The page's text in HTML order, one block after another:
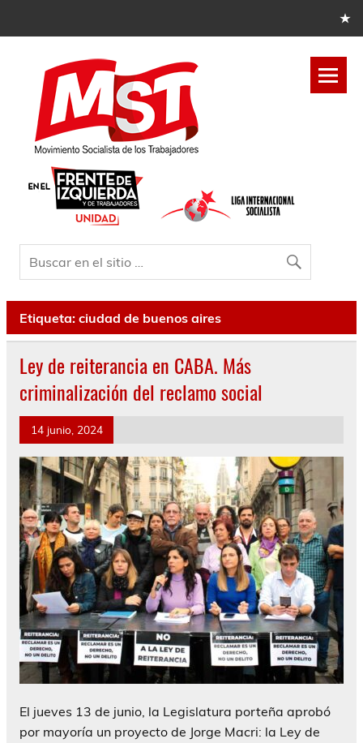
Etiqueta: ciudad de buenos aires
Ley de reiterancia en CABA. Más
criminalización del reclamo social
14 junio, 2024
El jueves 13 de junio, la Legislatura porteña aprobó
por mayoría un proyecto de Jorge Macri: la Ley de